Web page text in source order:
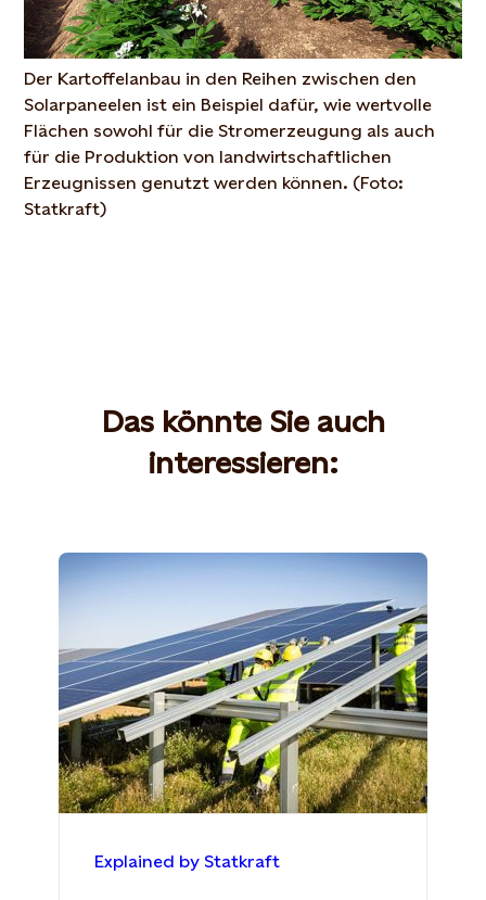
Der Kartoffelanbau in den Reihen zwischen den
Solarpaneelen ist ein Beispiel dafür, wie wertvolle
Flächen sowohl für die Stromerzeugung als auch
für die Produktion von landwirtschaftlichen
Erzeugnissen genutzt werden können. (Foto:
Statkraft)
Das könnte Sie auch
interessieren:
Explained by Statkraft